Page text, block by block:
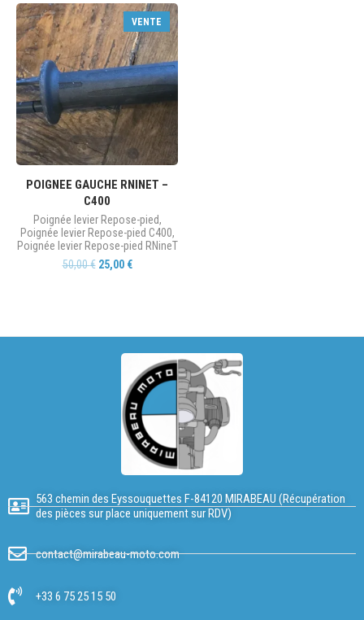
VENTE
POIGNEE GAUCHE RNINET –
C400
Poignée levier Repose-pied,
Poignée levier Repose-pied C400,
Poignée levier Repose-pied RNineT
50,00€ 25,00 €
563 chemin des Eyssouquettes F-84120 MIRABEAU (Récupération
des pièces sur place uniquement sur RDV)
contact@mirabeau-moto.com
+33 6 75 25 15 50